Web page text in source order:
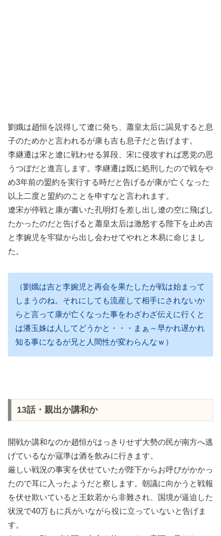
劉娥は趙恒を説得して遼に発ち、蕭皇太后に謁見すると息
子のためかと言われるが康も吉も息子だと告げます。
李継遷は宋と遼に戦わせる算段、宋に侵攻すれば悪党の思
うつぼだと進言します。李継遷は既に処刑したので戦をや
め3年前の盟約を実行する時だと告げるが康が亡くなった
以上二度と盟約のことを申すなと言われます。
遼宋が停戦と康が書いた孔明灯を差し出し遼の空に飛ばし
たかったのだと告げると蕭皇太后は激怒する陛下を止め吉
と李婉児を牢獄から出し会わせてやれと木易に命じまし
た。
（劉娥は吉と李婉児と再会を果たしたが戦は始まって
しまうのね。それにしても流産して相手にされないか
らと言って康が亡くなった事をわざわざ伝えに行くと
は潘玉姝は人してどうかと・・・まぁ～早かれ遅かれ
知る事になるが兄と人間性が変わらんなｗ）
13話・親出か講和か
開戦か講和なのか趙恒がはっきりせず大勢の民が南方へ逃
げているなか寇準は酒を飲みに行きます。
厳しい戦況の事実を伏せていたが陛下からお呼びがかかっ
たので耳に入ったようだと察します。朝議に向かうと戦報
を伏せ欺いていると王欽若から非難され、国境が逼迫した
状況で40万もに兵がいながら役に立っていないと告げま
す。